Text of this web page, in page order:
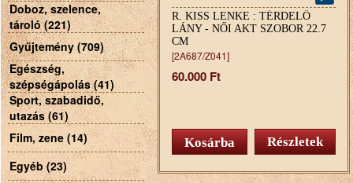
Doboz, szelence,
tároló (221)
Gyűjtemény (709)
Egészség,
szépségápolás (41)
Sport, szabadidő,
utazás (61)
Film, zene (14)
Egyéb (23)
R. KISS LENKE : TÉRDELŐ
LÁNY - NŐI AKT SZOBOR 22.7
CM
[2A687/Z041]
60.000 Ft
Részletek